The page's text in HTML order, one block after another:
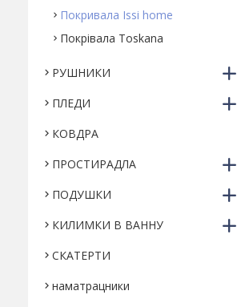
Покривала Issi hоme
Покрівала Toskana
РУШНИКИ
ПЛЕДИ
КОВДРА
ПРОСТИРАДЛА
ПОДУШКИ
КИЛИМКИ В ВАННУ
СКАТЕРТИ
наматрацники